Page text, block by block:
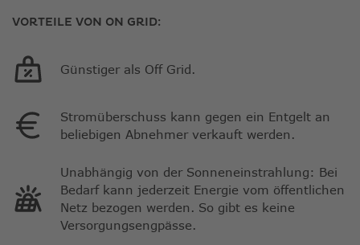
VORTEILE VON ON GRID:
Günstiger als Off Grid.
Stromüberschuss kann gegen ein Entgelt an
beliebigen Abnehmer verkauft werden.
Unabhängig von der Sonneneinstrahlung: Bei
Bedarf kann jederzeit Energie vom öffentlichen
Netz bezogen werden. So gibt es keine
Versorgungsengpässe.